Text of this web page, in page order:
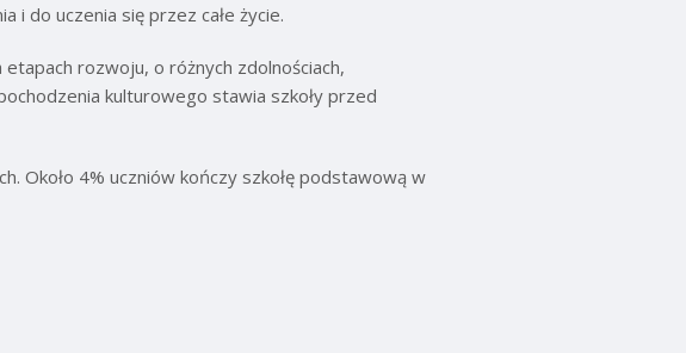
i do uczenia się przez całe życie.
rozwoju, o różnych zdolnościach,
kulturowego stawia szkoły przed
Około 4% uczniów kończy szkołę podstawową w